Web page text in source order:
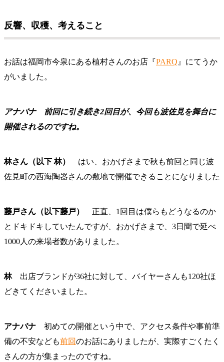
反響、収穫、考えること
お話は福岡市今泉にある植村さんのお店『PARQ 』にてうか
がいました。
アナバナ
前回に引き続き2回目が、今回も波佐見を舞台に
開催されるのですね。
林さん（以下 林） はい、おかげさまで秋も前回と同じ波
佐見町の西海陶器さんの敷地で開催できることになりました
藤戸さん（以下藤戸） 正直、1回目は僕らもどうなるのか
とドキドキしていたんですが、おかげさまで、3日間で延べ
1000人の来場者数がありました。
林
出店ブランドが36社に対して、バイヤーさんも120社ほ
どきてくださいました。
アナバナ
初めての開催という中で、アクセス条件や事前準
備の不安なども前回のお話にありましたが、実際すごくたく
さんの方が集まったのですね。